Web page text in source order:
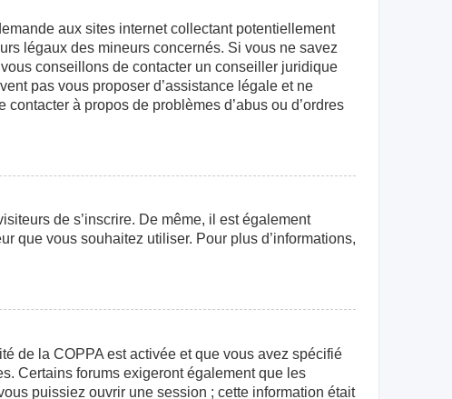
aux sites internet collectant potentiellement
légaux des mineurs concernés. Si vous ne savez
conseillons de contacter un conseiller juridique
pas vous proposer d’assistance légale et ne
à propos de problèmes d’abus ou d’ordres
de s’inscrire. De même, il est également
que vous souhaitez utiliser. Pour plus d’informations,
de la COPPA est activée et que vous avez spécifié
Certains forums exigeront également que les
puissiez ouvrir une session ; cette information était